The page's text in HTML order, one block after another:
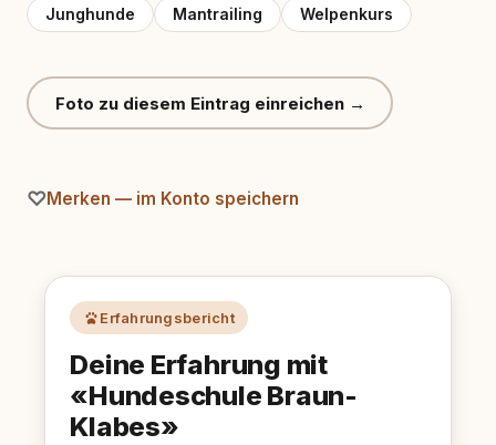
Junghunde Mantrailing Welpenkurs
Foto zu diesem Eintrag einreichen →
Merken — im Konto speichern
Erfahrungsbericht
Deine Erfahrung mit
«Hundeschule Braun-
Klabes»